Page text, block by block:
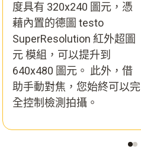
度具有 320x240 圖元，憑
藉內置的德圖 testo
SuperResolution 紅外超圖
元 模組，可以提升到
640x480 圖元。 此外，借
助手動對焦，您始終可以完
全控制檢測拍攝。